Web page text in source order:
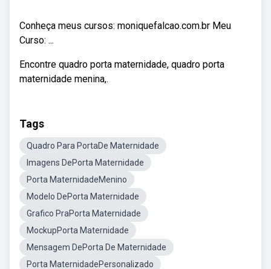
Conheça meus cursos: moniquefalcao.com.br Meu
Curso: ...
Encontre quadro porta maternidade, quadro porta
maternidade menina,.
Tags
Quadro Para PortaDe Maternidade
Imagens DePorta Maternidade
Porta MaternidadeMenino
Modelo DePorta Maternidade
Grafico PraPorta Maternidade
MockupPorta Maternidade
Mensagem DePorta De Maternidade
Porta MaternidadePersonalizado